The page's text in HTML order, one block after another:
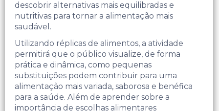
descobrir alternativas mais equilibradas e
nutritivas para tornar a alimentação mais
saudável.
Utilizando réplicas de alimentos, a atividade
permitirá que o público visualize, de forma
prática e dinâmica, como pequenas
substituições podem contribuir para uma
alimentação mais variada, saborosa e benéfica
para a saúde. Além de aprender sobre a
importância de escolhas alimentares